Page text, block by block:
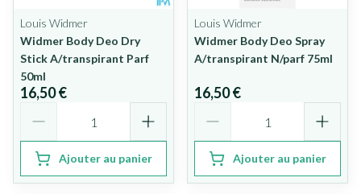
Louis Widmer
Widmer Body Deo Dry
Stick A/transpirant Parf
50ml
16,50 €
Ajouter au panier
Louis Widmer
Widmer Body Deo Spray
A/transpirant N/parf 75ml
16,50 €
Ajouter au panier